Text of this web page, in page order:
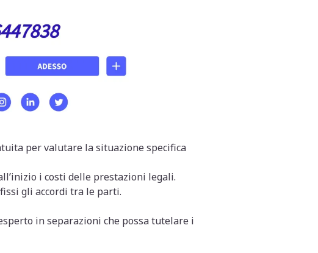
per valutare la situazione specifica
i costi delle prestazioni legali.
gli accordi tra le parti.
in separazioni che possa tutelare i